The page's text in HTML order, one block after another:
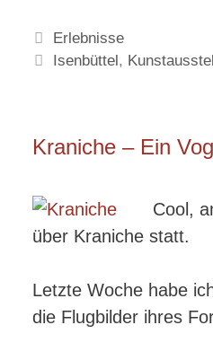
Kategorien
Erlebnisse
Schlagwörter
Isenbüttel,
Kraniche – Ein
Cool,
über Kraniche statt.
Letzte Woche habe
die Flugbilder ihres